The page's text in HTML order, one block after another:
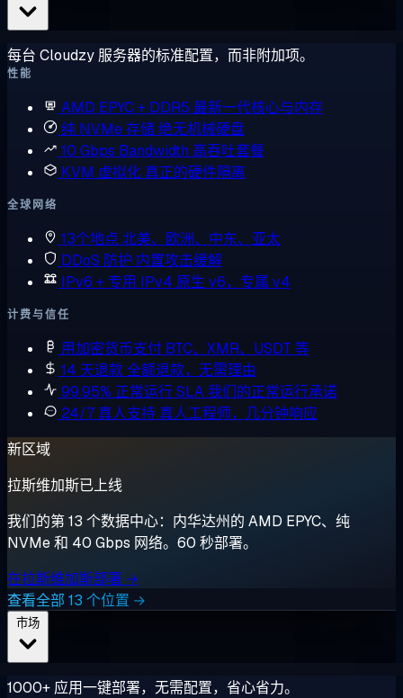
每台 Cloudzy 服务器的标准配置，而非附加项。
性能
AMD EPYC + DDR5 最新一代核心与内存
纯 NVMe 存储绝无机械硬盘
10 Gbps Bandwidth 高吞吐套餐
KVM 虚拟化 真正的硬件隔离
全球网络
13个地点 北美、欧洲、中东、亚太
DDoS 防护 内置攻击缓解
IPv6 + 专用 IPv4 原生 v6，专属 v4
计费与信任
用加密货币支付 BTC、XMR、USDT 等
14 天退款全额退款，无需理由
99.95% 正常运行 SLA我们的正常运行承诺
24/7 真人支持 真人工程师，几分钟响应
新区域
拉斯维加斯已上线
我们的第 13 个数据中心：内华达州的 AMD EPYC、纯
NVMe 和 40 Gbps 网络。60 秒部署。
在拉斯维加斯部署 →
查看全部 13 个位置 →
1000+ 应用一键部署，无需配置，省心省力。